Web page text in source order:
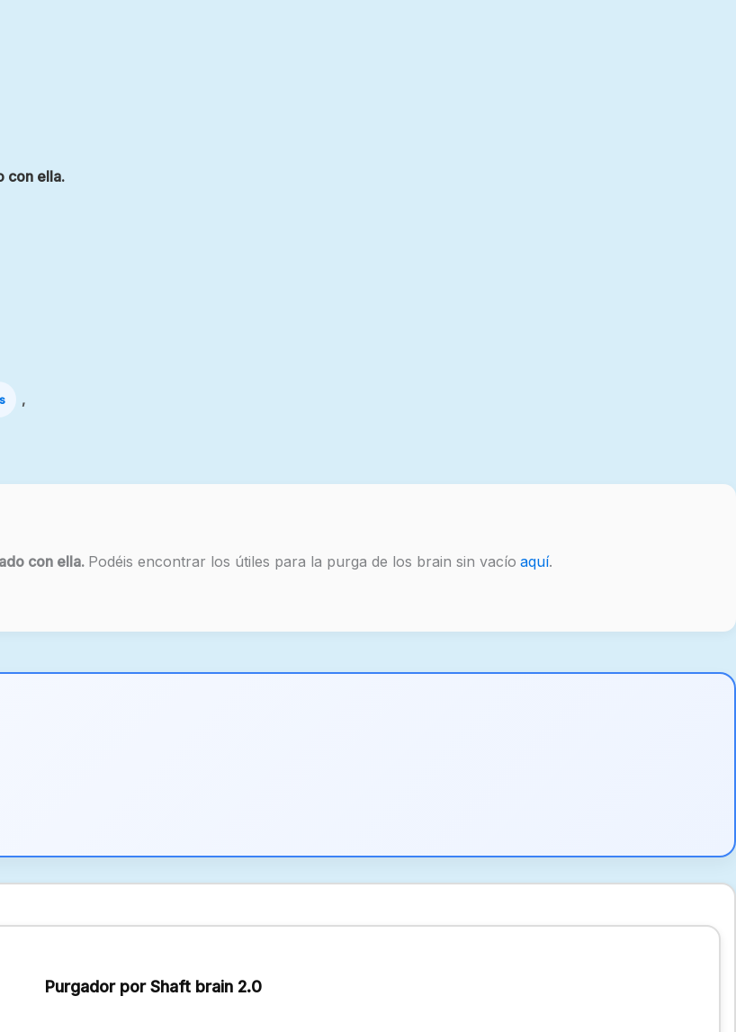
con ella.
,
con ella. Podéis encontrar los útiles para la purga de los brain sin vacío aquí.
Purgador por Shaft brain 2.0